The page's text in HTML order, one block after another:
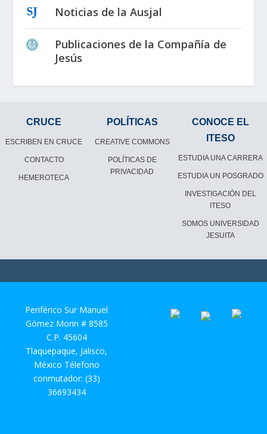
Noticias de la Ausjal
Publicaciones de la Compañía de
Jesús
CRUCE
ESCRIBEN EN CRUCE
CONTACTO
HEMEROTECA
POLÍTICAS
CREATIVE COMMONS
POLÍTICAS DE
PRIVACIDAD
CONOCE EL
ITESO
ESTUDIA UNA CARRERA
ESTUDIA UN POSGRADO
INVESTIGACIÓN DEL
ITESO
SOMOS UNIVERSIDAD
JESUITA
Periférico Sur Manuel
Gómez Morin # 8585
C.P. 45604
Tlaquepaque, Jalisco,
México Télefono
conmutador: (33)
36693434